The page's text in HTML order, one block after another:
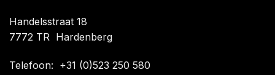
Handelsstraat 18
7772 TR Hardenberg
Telefoon: +31 (0)523 250 580